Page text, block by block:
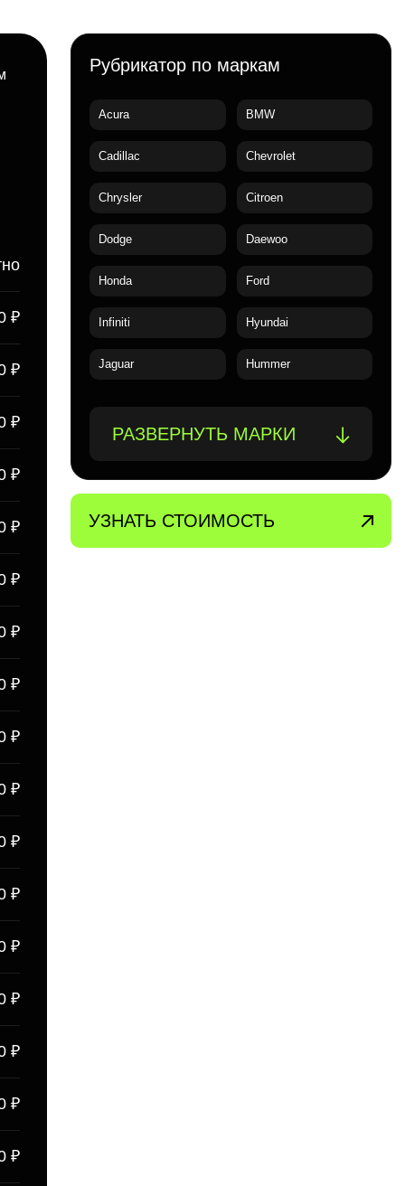
₽
₽
₽
₽
₽
₽
₽
₽
₽
₽
₽
₽
₽
₽
₽
₽
₽
Рубрикатор по маркам
Acura BMW
Cadillac Chevrolet
Chrysler Citroen
Dodge Daewoo
Honda Ford
Infiniti Hyundai
Jaguar Hummer
РАЗВЕРНУТЬ МАРКИ
УЗНАТЬ СТОИМОСТЬ